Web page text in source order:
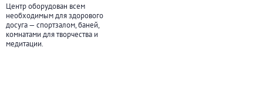
Центр оборудован всем
необходимым для здорового
досуга — спортзалом, баней,
комнатами для творчества и
медитации.